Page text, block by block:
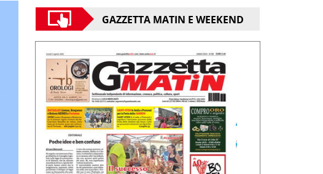
GAZZETTA MATIN E WEEKEND